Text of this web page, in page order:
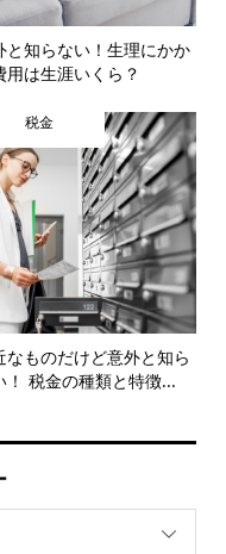
と知らない！生理にかか
用は生涯いくら？
税金
なものだけど意外と知ら
！ 税金の種類と特徴...